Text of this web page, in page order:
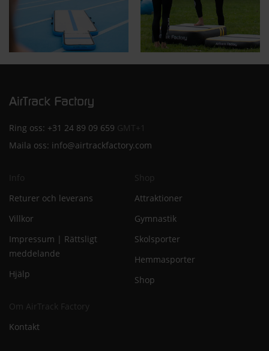
Ring oss: +31 24 89 09 659 GMT+1
Maila oss: info@airtrackfactory.com
Info
Returer och leverans
Villkor
Impressum | Rättsligt
meddelande
Hjälp
Shop
Attraktioner
Gymnastik
Skolsporter
Hemmasporter
Shop
Om AirTrack Factory
Kontakt